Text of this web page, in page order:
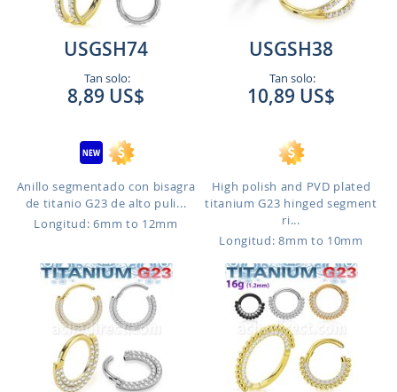
USGSH74
Tan solo:
8,89 US$
Anillo segmentado con bisagra
de titanio G23 de alto puli...
Longitud: 6mm to 12mm
USGSH38
Tan solo:
10,89 US$
High polish and PVD plated
titanium G23 hinged segment
ri...
Longitud: 8mm to 10mm